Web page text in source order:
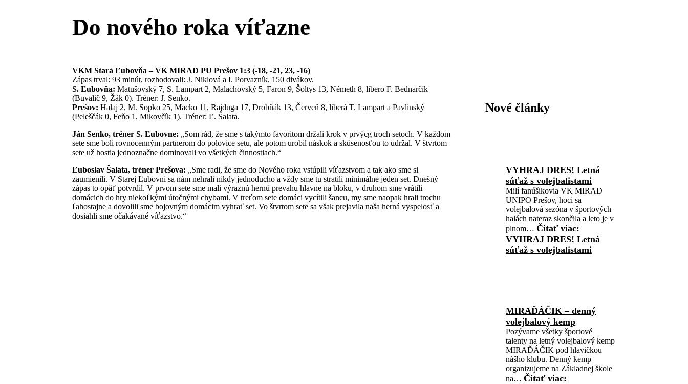
Do nového roka víťazne
VKM Stará Ľubovňa – VK MIRAD PU Prešov 1:3 (-18, -21, 23, -16)
Zápas trval: 93 minút, rozhodovali: J. Niklová a I. Porvazník, 150 divákov.
S. Ľubovňa: Matušovský 7, S. Lampart 2, Malachovský 5, Faron 9, Šoltys 13, Németh 8, libero F. Bednarčík
(Buvalič 9, Žák 0). Tréner: J. Senko.
Prešov: Halaj 2, M. Sopko 25, Macko 11, Rajduga 17, Drobňák 13, Červeň 8, liberá T. Lampart a Pavlinský
(Peleščák 0, Feňo 1, Mikovčík 1). Tréner: Ľ. Šalata.
Ján Senko, tréner S. Ľubovne: „Som rád, že sme s takýmto favoritom držali krok v prvýcg troch setoch. V každom
sete sme boli rovnocenným partnerom do polovice setu, ale potom urobil náskok a skúsenosťou to udržal. V štvrtom
sete už hostia jednoznačne dominovali vo všetkých činnostiach.“
Ľuboslav Šalata, tréner Prešova: „Sme radi, že sme do Nového roka vstúpili víťazstvom a tak ako sme si
zaumienili. V Starej Ľubovni sa nám nehrali nikdy jednoducho a vždy sme tu stratili minimálne jeden set. Dnešný
zápas to opäť potvrdil. V prvom sete sme mali výraznú hernú prevahu hlavne na bloku, v druhom sme vrátili
domácich do hry niekoľkými útočnými chybami. V treťom sete domáci vycítili šancu, my sme naopak hrali trochu
ľahostajne a dovolili sme bojovným domácim vyhrať set. Vo štvrtom sete sa však prejavila naša herná vyspelosť a
dosiahli sme očakávané víťazstvo.“
Nové články
VYHRAJ DRES! Letná
súťaž s volejbalistami
Milí fanúšikovia VK MIRAD
UNIPO Prešov, hoci sa
volejbalová sezóna v športových
halách nateraz skončila a leto je v
plnom…Čítať viac:
VYHRAJ DRES! Letná
súťaž s volejbalistami
MIRAĎÁČIK – denný
volejbalový kemp
Pozývame všetky športové
talenty na letný volejbalový kemp
MIRAĎÁČIK pod hlavičkou
nášho klubu. Denný kemp
organizujeme na Základnej škole
na…Čítať viac: